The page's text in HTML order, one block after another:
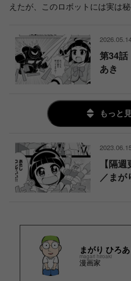
えたが、このロボットには実は
第34
あき
もっと
【隔
／まが
まがり ひろあ
magari hiroaki
漫画家